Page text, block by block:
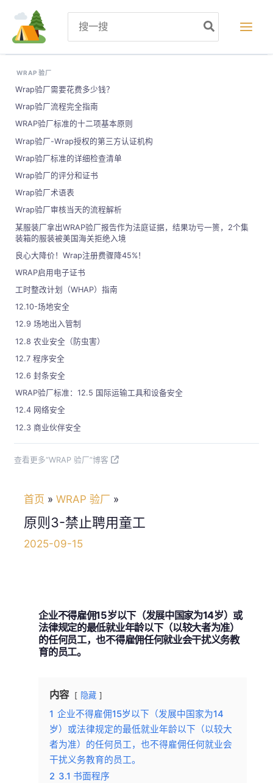
for:
WRAP 验厂
Wrap验厂需要花费多少钱？
Wrap验厂流程完全指南
WRAP验厂标准的十二项基本原则
Wrap验厂-Wrap授权的第三方认证机构
Wrap验厂标准的详细检查清单
Wrap验厂的评分和证书
Wrap验厂术语表
Wrap验厂审核当天的流程解析
某服装厂拿出WRAP验厂报告作为法庭证据，结果功亏一篑，2个集
装箱的服装被美国海关拒绝入境
良心大降价！Wrap注册费骤降45%！
WRAP启用电子证书
工时整改计划（WHAP）指南
12.10-场地安全
12.9 场地出入管制
12.8 农业安全（防虫害）
12.7 程序安全
12.6 封条安全
WRAP验厂标准：12.5 国际运输工具和设备安全
12.4 网络安全
12.3 商业伙伴安全
查看更多“WRAP 验厂”博客
首页 WRAP 验厂
原则3-禁止聘用童工
2025-09-15
企业不得雇佣15岁以下（发展中国家为14岁）或
法律规定的最低就业年龄以下（以较大者为准）
的任何员工，也不得雇佣任何就业会干扰义务教
育的员工。
内容 隐藏
1 企业不得雇佣15岁以下（发展中国家为14
岁）或法律规定的最低就业年龄以下（以较大
者为准）的任何员工，也不得雇佣任何就业会
干扰义务教育的员工。​
2 3.1 书面程序